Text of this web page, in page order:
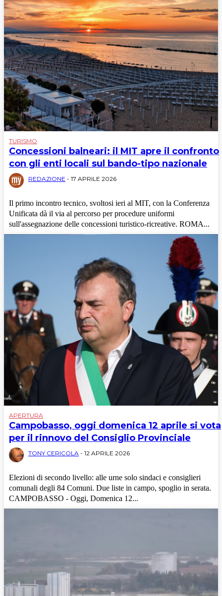
TURISMO
Concessioni balneari: il MIT apre il confronto
con gli enti locali sul bando-tipo nazionale
REDAZIONE - 17 APRILE 2026
Il primo incontro tecnico, svoltosi ieri al MIT, con la Conferenza
Unificata dà il via al percorso per procedure uniformi
sull'assegnazione delle concessioni turistico-ricreative. ROMA...
APERTURA
Campobasso, oggi domenica 12 aprile si vota
per il rinnovo del Consiglio Provinciale
TONY CERICOLA - 12 APRILE 2026
Elezioni di secondo livello: alle urne solo sindaci e consiglieri
comunali degli 84 Comuni. Due liste in campo, spoglio in serata.
CAMPOBASSO - Oggi, Domenica 12...